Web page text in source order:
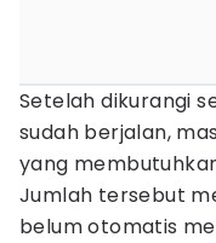
Setelah dikurangi
sudah berjalan,
yang
Jumlah tersebut
belum otomatis